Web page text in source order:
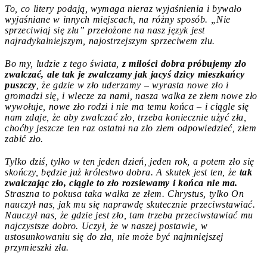
To, co litery podają, wymaga nieraz wyjaśnienia i bywało
wyjaśniane w innych miejscach, na różny sposób. „Nie
sprzeciwiaj się złu” przełożone na nasz język jest
najradykalniejszym, najostrzejszym sprzeciwem złu.
Bo my, ludzie z tego świata, z miłości dobra próbujemy zło
zwalczać, ale tak je zwalczamy jak jacyś dzicy mieszkańcy
puszczy , że gdzie w zło uderzamy – wyrasta nowe zło i
gromadzi się, i wlecze za nami, nasza walka ze złem nowe zło
wywołuje, nowe zło rodzi i nie ma temu końca – i ciągle się
nam zdaje, że aby zwalczać zło, trzeba koniecznie użyć zła,
choćby jeszcze ten raz ostatni na zło złem odpowiedzieć, złem
zabić zło.
Tylko dziś, tylko w ten jeden dzień, jeden rok, a potem zło się
skończy, będzie już królestwo dobra. A skutek jest ten, że tak
zwalczając zło, ciągle to zło rozsiewamy i końca nie ma.
Straszna to pokusa taka walka ze złem. Chrystus, tylko On
nauczył nas, jak mu się naprawdę skutecznie przeciwstawiać.
Nauczył nas, że gdzie jest zło, tam trzeba przeciwstawiać mu
najczystsze dobro. Uczył, że w naszej postawie, w
ustosunkowaniu się do zła, nie może być najmniejszej
przymieszki zła.